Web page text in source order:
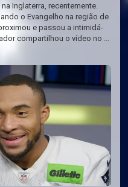
Inglaterra, recentemente.
o Evangelho na região de
e passou a intimidá-
compartilhou o vídeo no ...